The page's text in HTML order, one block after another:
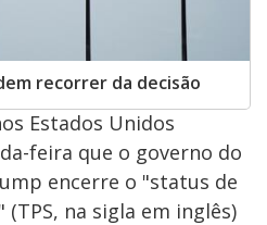
recorrer da decisão
Estados Unidos
feira que o governo do
encerre o "status de
na sigla em inglês)